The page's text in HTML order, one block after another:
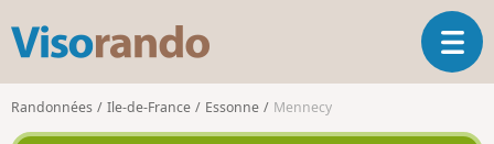
s
o
r
O
u
Randonnées Ile-de-France Essonne Mennecy